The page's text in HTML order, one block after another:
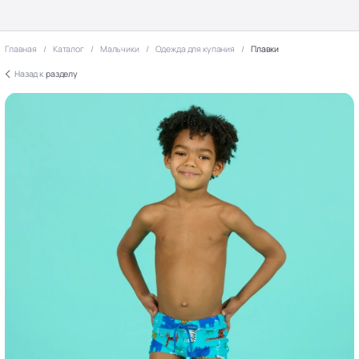
Главная Каталог Мальчики Одежда для купания Плавки
Назад к разделу